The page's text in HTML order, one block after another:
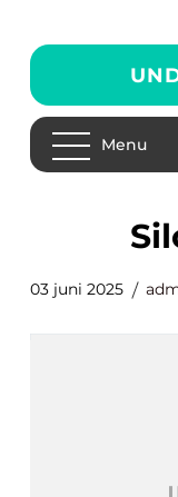
Menu
03 juni 2025